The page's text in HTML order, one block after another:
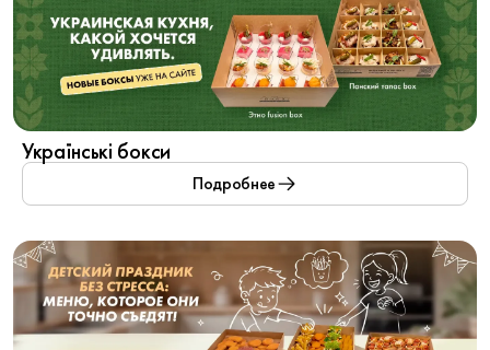
Українські бокси
Подробнее